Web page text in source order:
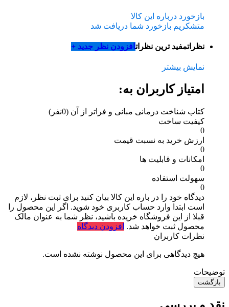
بازخورد درباره این کالا
متشکریم بازخورد شما دریافت شد
نظراتمفید ترین نظراتافزودن نظر جدید +
نمایش بیشتر
امتیاز کاربران به:
کتاب شناخت درمانی مبانی و فراتر از آن (0نفر)
کیفیت ساخت
0
ارزش خرید به نسبت قیمت
0
امکانات و قابلیت ها
0
سهولت استفاده
0
دیدگاه خود را در باره این کالا بیان کنید برای ثبت نظر، لازم
است ابتدا وارد حساب کاربری خود شوید. اگر این محصول را
قبلا از این فروشگاه خریده باشید، نظر شما به عنوان مالک
محصول ثبت خواهد شد. افزودن دیدگاه
نظرات کاربران
هیچ دیدگاهی برای این محصول نوشته نشده است.
توضیحات
بازگشت